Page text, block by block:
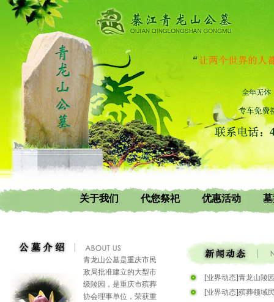
关于我们 代您祭祀 优惠活动
青龙山公墓是重庆市民
政局批准建立的大型市
级陵园，是重庆市殡葬
协会理事单位，荣获重
[业界动态]青龙山陵
[业界动态]殡葬领域